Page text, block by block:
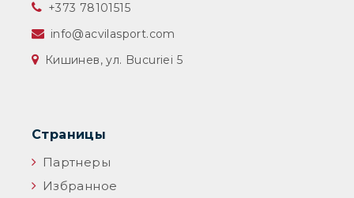
‎+373 78101515
info@acvilasport.com
Кишинев, ул. Bucuriei 5
Страницы
Партнеры
Избранное